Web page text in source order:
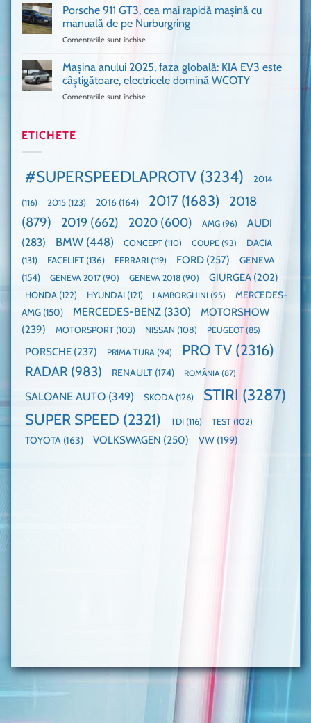
în
UK,
nevoie
de
VANS!
Am
pus
umărul
cu
mai
mare
paradă
de
dube
Porsche 911 GT3, cea mai rapidă mașină cu
manuală de pe Nurburgring
Comentariile sunt închise
911
GT3,
cea
pe
Nurburgring
Mașina anului 2025, faza globală: KIA EV3 este
câștigătoare, electricele domină WCOTY
Comentariile sunt închise
EV3
câștigătoare,
electricele
domină
WCOTY
ETICHETE
#SUPERSPEEDLAPROTV (3234) 2014
(116) 2015 (123) 2016 (164) 2017 (1683)
2018
(879)
2019 (662) 2020 (600) AMG (96)
AUDI
(283)
BMW (448) CONCEPT (110) COUPE (93)
DACIA
(131)
FACELIFT (136) FERRARI (119) FORD (257)
GENEVA
(154)
GENEVA 2017 (90) GENEVA 2018 (90) GIURGEA (202)
HONDA (122) HYUNDAI (121) LAMBORGHINI (95)
MERCEDES-
AMG (150) MERCEDES-BENZ (330)
MOTORSHOW
(239)
MOTORSPORT (103) NISSAN (108) PEUGEOT(85)
PORSCHE (237) PRIMA TURA (94) PRO TV (2316)
RADAR (983) RENAULT (174) ROMÂNIA(87)
SALOANE AUTO (349) SKODA (126) STIRI (3287)
SUPER SPEED (2321) TDI (116) TEST (102)
TOYOTA (163) VOLKSWAGEN (250) VW (199)